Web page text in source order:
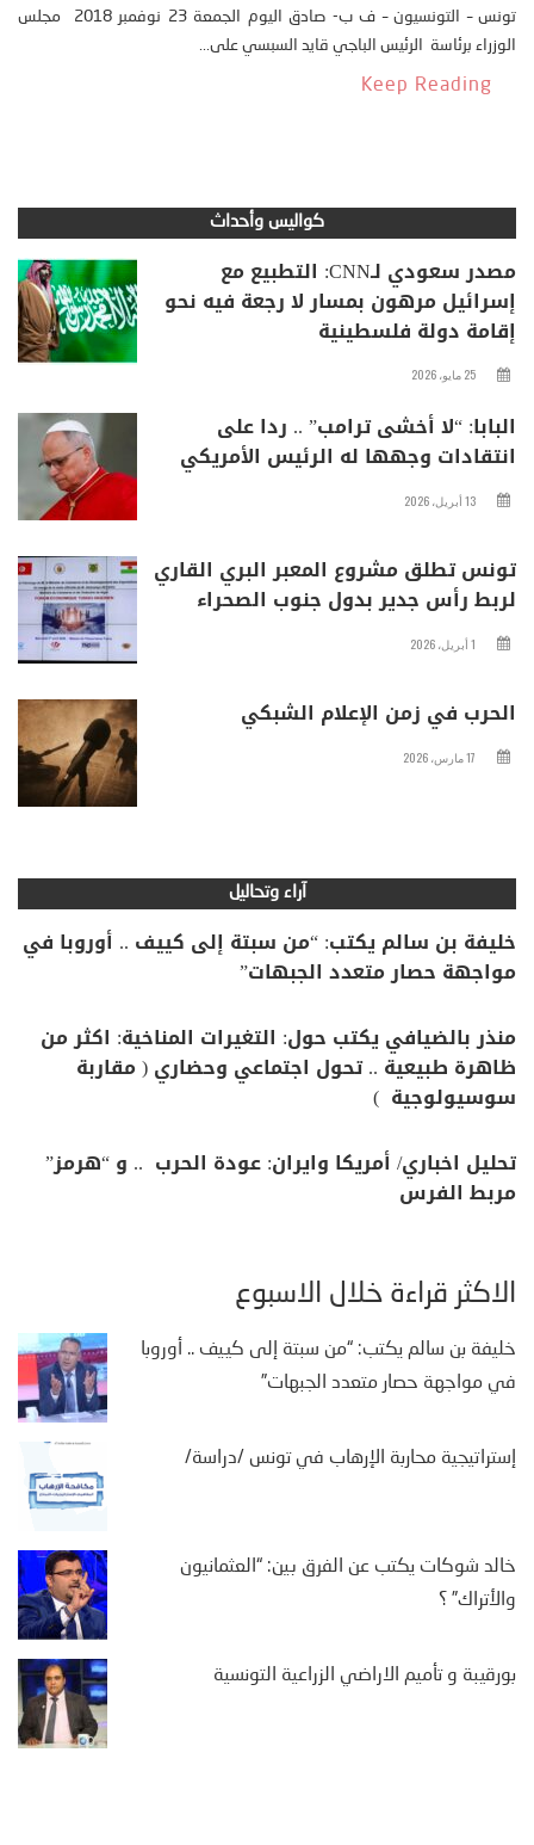
تونس – التونسيون – ف ب- صادق اليوم الجمعة 23 نوفمبر 2018 مجلس
الوزراء برئاسة الرئيس الباجي قايد السبسي على...
Keep Reading
كواليس وأحداث
مصدر سعودي لـCNN: التطبيع مع
إسرائيل مرهون بمسار لا رجعة فيه نحو
إقامة دولة فلسطينية
25 مايو، 2026
البابا: “لا أخشى ترامب” .. ردا على
انتقادات وجهها له الرئيس الأمريكي
13 أبريل، 2026
تونس تطلق مشروع المعبر البري القاري
لربط رأس جدير بدول جنوب الصحراء
1 أبريل، 2026
الحرب في زمن الإعلام الشبكي
17 مارس، 2026
آراء وتحاليل
خليفة بن سالم يكتب: “من سبتة إلى كييف .. أوروبا في
مواجهة حصار متعدد الجبهات”
منذر بالضيافي يكتب حول: التغيرات المناخية: اكثر من
ظاهرة طبيعية .. تحول اجتماعي وحضاري ( مقاربة
سوسيولوجية )
تحليل اخباري/ أمريكا وايران: عودة الحرب .. و “هرمز”
مربط الفرس
الأكثر قراءة خلال الأسبوع
خليفة بن سالم يكتب: “من سبتة إلى كييف .. أوروبا
في مواجهة حصار متعدد الجبهات”
إستراتيجية محاربة الإرهاب في تونس /دراسة/
خالد شوكات يكتب عن الفرق بين: “العثمانيون
والأتراك” ؟
بورقيبة و تأميم الاراضي الزراعية التونسية